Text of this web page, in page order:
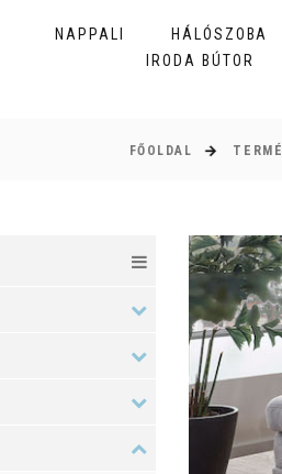
NAPPALI HÁLÓSZOBA
IRODA BÚTOR
FŐOLDAL